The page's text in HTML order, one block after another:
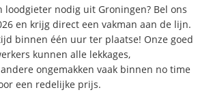
loodgieter nodig uit Groningen? Bel ons
en krijg direct een vakman aan de lijn.
binnen één uur ter plaatse! Onze goed
kunnen alle lekkages,
ongemakken vaak binnen no time
een redelijke prijs.